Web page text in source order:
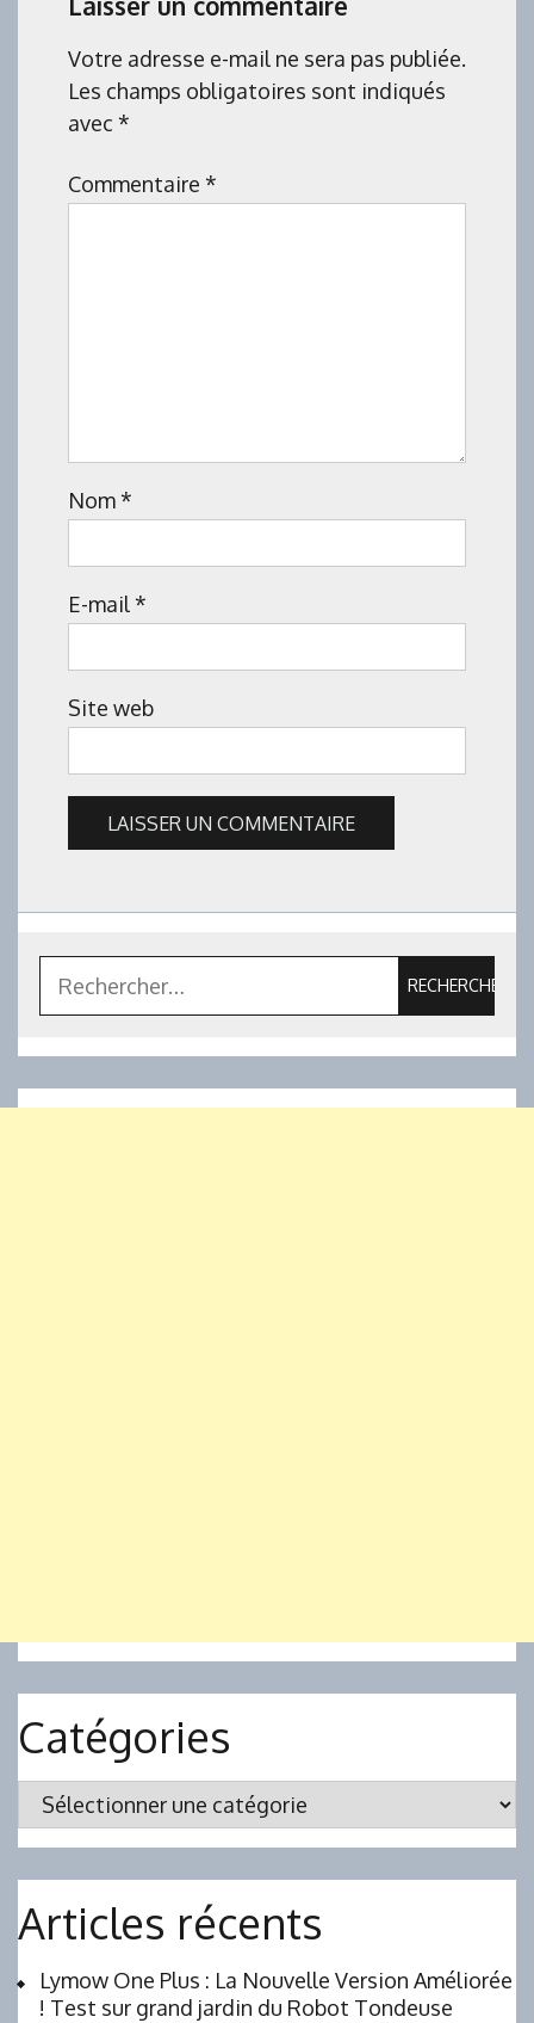
Laisser un commentaire
Votre adresse e-mail ne sera pas publiée.
Les champs obligatoires sont indiqués
avec *
Commentaire *
Nom *
E-mail *
Site web
Catégories
Catégories
Articles récents
Lymow One Plus : La Nouvelle Version Améliorée
! Test sur grand jardin du Robot Tondeuse